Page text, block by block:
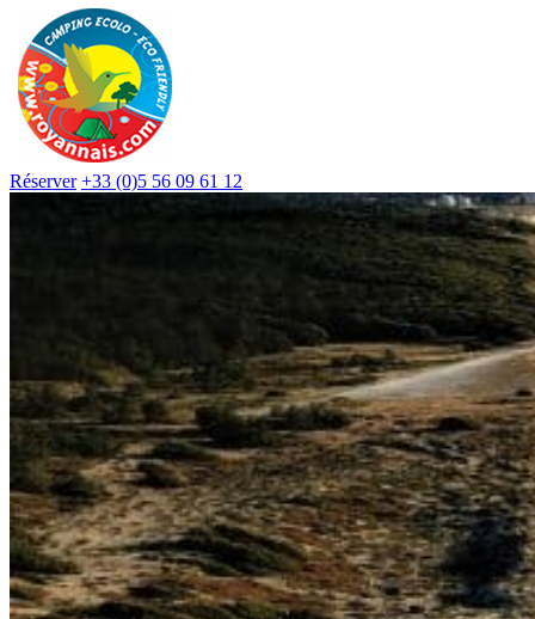
Réserver +33 (0)5 56 09 61 12